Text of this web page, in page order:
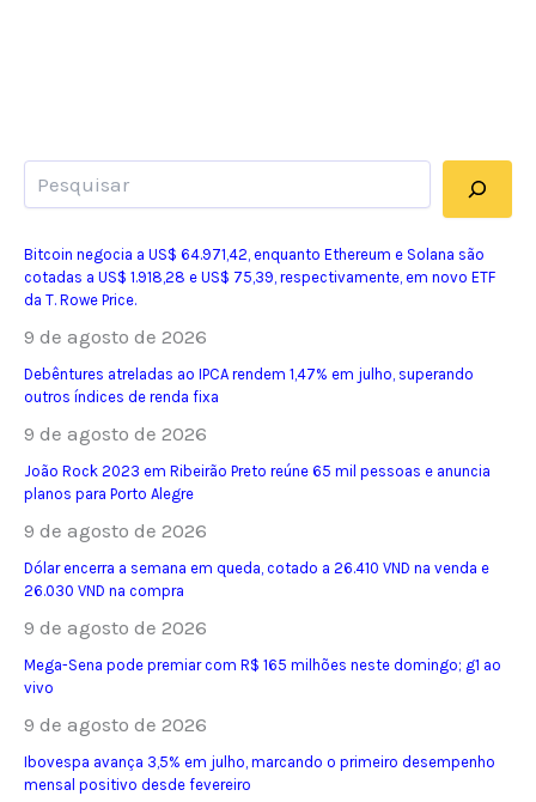
Bitcoin negocia a US$ 64.971,42, enquanto Ethereum e Solana são
cotadas a US$ 1.918,28 e US$ 75,39, respectivamente, em novo ETF
da T. Rowe Price.
9 de agosto de 2026
Debêntures atreladas ao IPCA rendem 1,47% em julho, superando
outros índices de renda fixa
9 de agosto de 2026
João Rock 2023 em Ribeirão Preto reúne 65 mil pessoas e anuncia
planos para Porto Alegre
9 de agosto de 2026
Dólar encerra a semana em queda, cotado a 26.410 VND na venda e
26.030 VND na compra
9 de agosto de 2026
Mega-Sena pode premiar com R$ 165 milhões neste domingo; g1 ao
vivo
9 de agosto de 2026
Ibovespa avança 3,5% em julho, marcando o primeiro desempenho
mensal positivo desde fevereiro